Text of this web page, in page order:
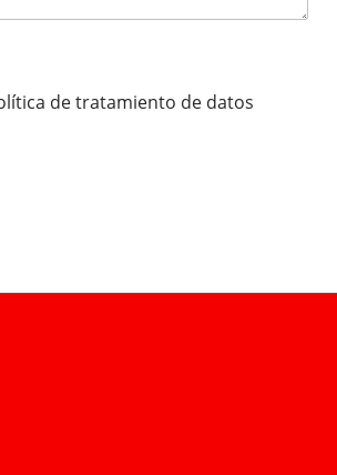
de tratamiento de datos